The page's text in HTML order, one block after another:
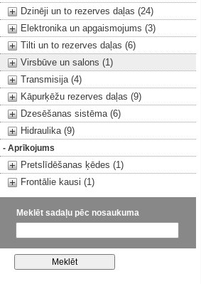
Dzinēji un to rezerves daļas (24)
Elektronika un apgaismojums (3)
Tilti un to rezerves daļas (6)
Virsbūve un salons (1)
Transmisija (4)
Kāpurķēžu rezerves daļas (9)
Dzesēšanas sistēma (6)
Hidraulika (9)
- Aprīkojums
Pretslīdēšanas ķēdes (1)
Frontālie kausi (1)
Meklēt sadaļu pēc nosaukuma